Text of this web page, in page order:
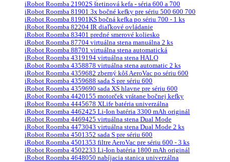
iRobot Roomba 21902S štetinová kefa - séria 600 a 700
iRobot Roomba 81901 3x bočné kefky pre sériu 500 600 700
iRobot Roomba 81901KS bočná kefka po sériu 700 - 1 ks
iRobot Roomba 82204 IR diaľkové ovládanie
iRobot Roomba 83401 predné smerové koliesko
iRobot Roomba 87704 virtuálna stena manuálna 2 ks
iRobot Roomba 88701 virtuálna stena automatická
iRobot Roomba 4319194 virtuálna stena HALO
iRobot Roomba 4358878 virtuálna stena automatic 2 ks
iRobot Roomba 4359682 zberný kôš AeroVac po sériu 600
iRobot Roomba 4359688 sada S pre sériu 600
iRobot Roomba 4359690 sada XS hlavne pre sériu 600
iRobot Roomba 4420155 motorček vrátane bočnej kefky
iRobot Roomba 4445678 XLife batéria univerzálna
iRobot Roomba 4462425 Li-Ion batéria 3300 mAh originál
iRobot Roomba 4469425 virtuálna stena Dual Mode
iRobot Roomba 4473043 virtuálna stena Dual Mode 2 ks
iRobot Roomba 4501352 sada S pre sériu 600
iRobot Roomba 4501353 filtre AeroVac pre sériu 600 - 3 ks
iRobot Roomba 4502233 Li-Ion batéria 1800 mAh originál
iRobot Roomba 4648050 nabíjacia stanica univerzálna